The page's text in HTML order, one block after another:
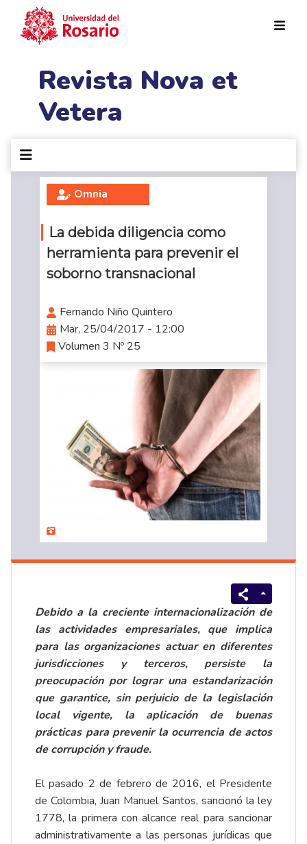
Revista Nova et
Vetera
Omnia
La debida diligencia como
herramienta para prevenir el
soborno transnacional
Fernando Niño Quintero
Mar, 25/04/2017 - 12:00
Volumen 3 Nº 25
Debido a la creciente internacionalización de
las actividades empresariales, que implica
para las organizaciones actuar en diferentes
jurisdicciones y terceros, persiste la
preocupación por lograr una estandarización
que garantice, sin perjuicio de la legislación
local vigente, la aplicación de buenas
prácticas para prevenir la ocurrencia de actos
de corrupción y fraude.
El pasado 2 de febrero de 2016, el Presidente
de Colombia, Juan Manuel Santos, sancionó la ley
1778, la primera con alcance real para sancionar
administrativamente a las personas jurídicas que